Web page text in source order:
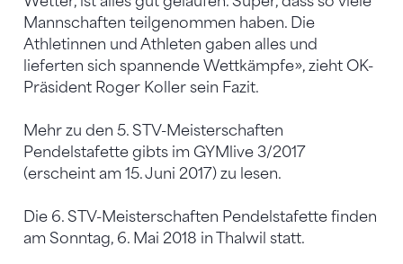
Mannschaften teilgenommen haben. Die
Athletinnen und Athleten gaben alles und
lieferten sich spannende Wettkämpfe», zieht OK-
Präsident Roger Koller sein Fazit.
Mehr zu den 5. STV-Meisterschaften
Pendelstafette gibts im GYMlive 3/2017
(erscheint am 15. Juni 2017) zu lesen.
Die 6. STV-Meisterschaften Pendelstafette finden
am Sonntag, 6. Mai 2018 in Thalwil statt.